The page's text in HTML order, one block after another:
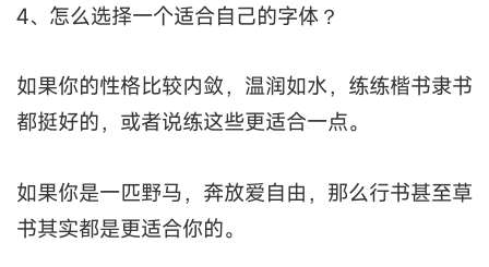
4、怎么选择一个适合自己的字体？
如果你的性格比较内敛，温润如水，练练楷书隶书
都挺好的，或者说练这些更适合一点。
如果你是一匹野马，奔放爱自由，那么行书甚至草
书其实都是更适合你的。